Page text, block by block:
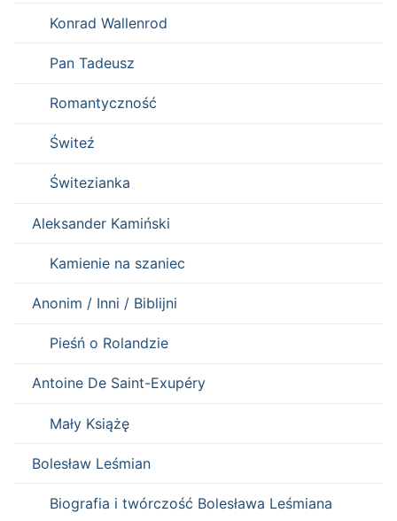
Konrad Wallenrod
Pan Tadeusz
Romantyczność
Świteź
Świtezianka
Aleksander Kamiński
Kamienie na szaniec
Anonim / Inni / Biblijni
Pieśń o Rolandzie
Antoine De Saint-Exupéry
Mały Książę
Bolesław Leśmian
Biografia i twórczość Bolesława Leśmiana